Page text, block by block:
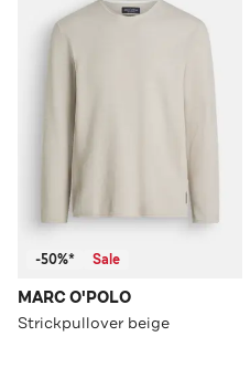
-50%* Sale
MARC O'POLO
Strickpullover beige